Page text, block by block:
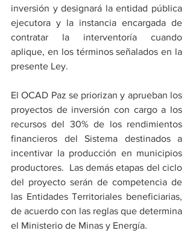
inversión y designará la entidad pública
ejecutora y la instancia encargada de
contratar la interventoría cuando
aplique, en los términos señalados en la
presente Ley.
El OCAD Paz se priorizan y aprueban los
proyectos de inversión con cargo a los
recursos del 30% de los rendimientos
financieros del Sistema destinados a
incentivar la producción en municipios
productores.  Las demás etapas del ciclo
del proyecto serán de competencia de
las Entidades Territoriales beneficiarias,
de acuerdo con las reglas que determina
el Ministerio de Minas y Energía.